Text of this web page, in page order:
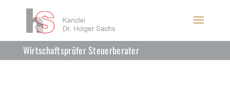
Wirtschaftsprüfer Steuerberater